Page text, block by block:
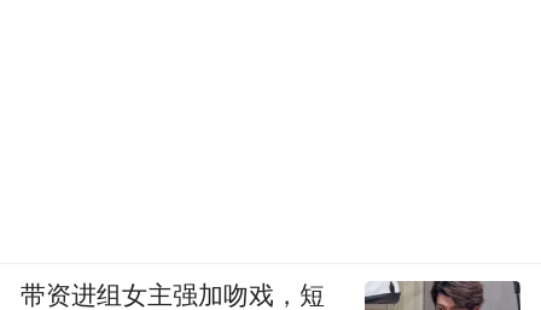
带资进组女主强加吻戏，短